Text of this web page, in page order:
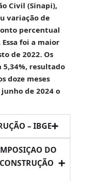
Civil (Sinapi),
variação de
percentual
foi a maior
de 2022. Os
5,34%, resultado
doze meses
de 2024 o
– IBGE
DO